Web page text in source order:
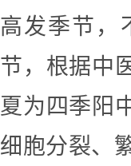
高发季节，
节，根据中
夏为四季阳
细胞分裂、